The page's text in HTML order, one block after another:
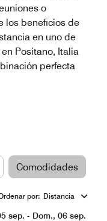
o
los beneficios de
en uno de
Positano, Italia
perfecta
Comodidades
por: Distancia
sep. - Dom., 06 sep.